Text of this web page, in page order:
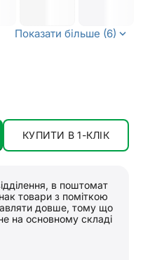
Показати більше (6)
КУПИТИ В 1-КЛІК
в поштомат
товари з поміткою
довше, тому що
на основному складі